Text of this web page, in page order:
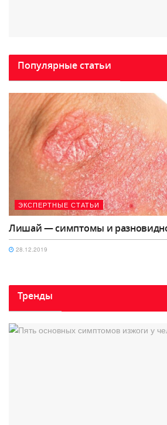
Популярные статьи
ЭКСПЕРТНЫЕ СТАТЬИ
Лишай — симптомы и
28.12.2019
Тренды